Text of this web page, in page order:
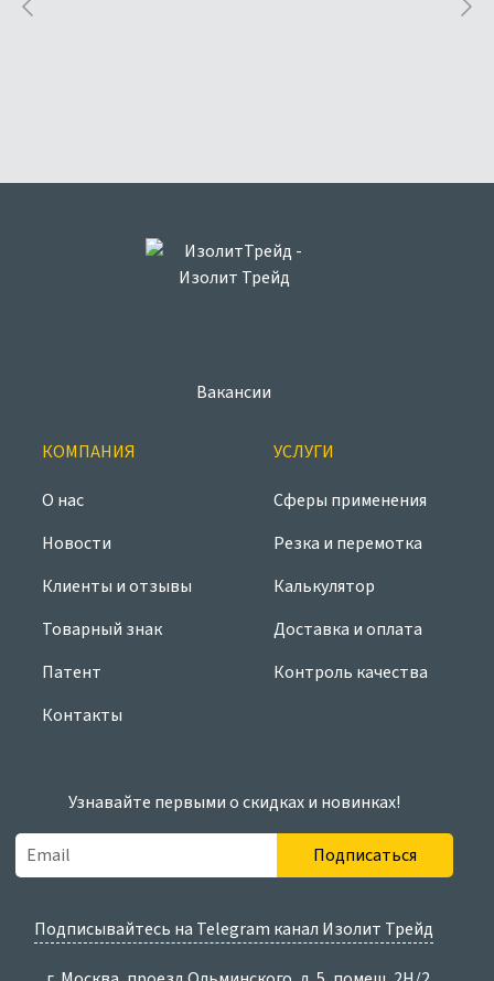
Вакансии
КОМПАНИЯ
О нас
Новости
Клиенты и отзывы
Товарный знак
Патент
Контакты
УСЛУГИ
Сферы применения
Резка и перемотка
Калькулятор
Доставка и оплата
Контроль качества
Узнавайте первыми о скидках и новинках!
Подписаться
Подписывайтесь на Telegram канал Изолит Трейд